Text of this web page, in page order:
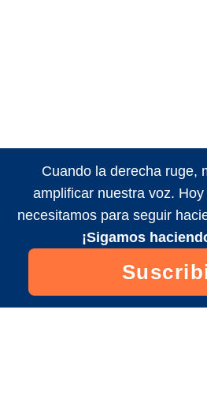
Cuando la derecha ruge,
amplificar nuestra voz.
necesitamos para seguir
¡Sigamos